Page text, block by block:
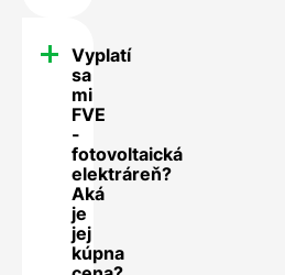
Vyplatí
sa
mi
FVE
-
fotovoltaická
elektráreň?
Aká
je
jej
kúpna